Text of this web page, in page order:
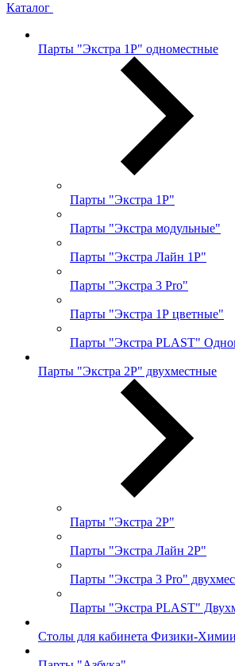
Каталог
Парты "Экстра 1Р" одноместные
Парты "Экстра 1Р"
Парты "Экстра модульные"
Парты "Экстра Лайн 1Р"
Парты "Экстра 3 Pro"
Парты "Экстра 1Р цветные"
Парты "Экстра PLAST"
Парты "Экстра 2Р" двухместные
Парты "Экстра 2Р"
Парты "Экстра Лайн 2Р"
Парты "Экстра 3 Pro"
Парты "Экстра PLAST"
Столы для кабинета Физики-Химии